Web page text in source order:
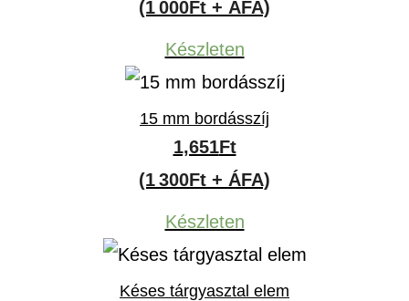
(1 000Ft + ÁFA)
Készleten
15 mm bordásszíj
1,651Ft
(1 300Ft + ÁFA)
Készleten
Késes tárgyasztal elem